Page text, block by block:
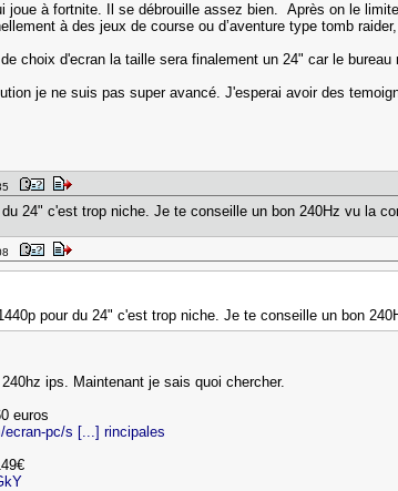
joue à fortnite. Il se débrouille assez bien. Après on le
à des jeux de course ou d’aventure type tomb
choix d'ecran la taille sera finalement un 24" car le
je ne suis pas super avancé. J'esperai avoir des
24" c'est trop niche. Je te conseille un bon 240Hz vu la
pour du 24" c'est trop niche. Je te conseille un bon
ips. Maintenant je sais quoi chercher.
euros
ecran-pc/s [...] rincipales